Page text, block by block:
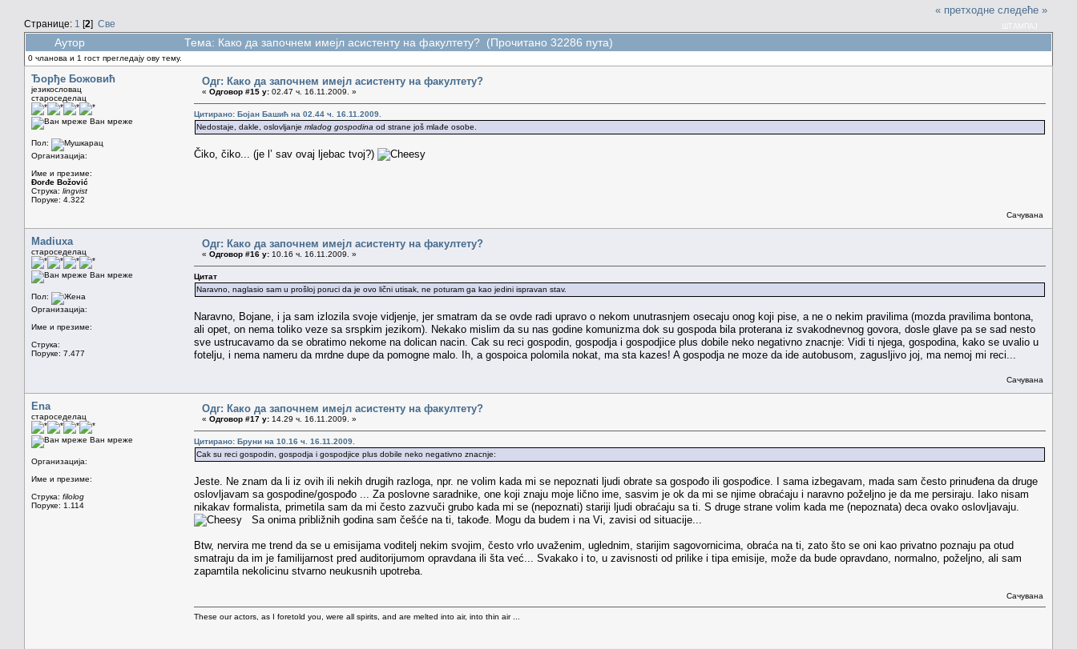
Странице: 1 [2] Све
« претходне следеће »
Аутор Тема: Како да започнем имејл асистенту на факултету? (Прочитано 32286 пута)
0 чланова и 1 гост прегледају ову тему.
Ђорђе Божовић
језикословац
староседелац
Ван мреже
Пол:
Организација:
Име и презиме:
Đorđe Božović
Струка: lingvist
Поруке: 4.322
Одг: Како да започнем имејл асистенту на факултету?
« Одговор #15 у: 02.47 ч. 16.11.2009. »
Цитирано: Бојан Башић на 02.44 ч. 16.11.2009.
Nedostaje, dakle, oslovljanje mladog gospodina od strane još mlađe osobe.
Čiko, čiko... (je l’ sav ovaj ljebac tvoj?)
Сачувана
Madiuxa
староседелац
Ван мреже
Пол:
Организација:
Име и презиме:
Струка:
Поруке: 7.477
Одг: Како да започнем имејл асистенту на факултету?
« Одговор #16 у: 10.16 ч. 16.11.2009. »
Цитат
Naravno, naglasio sam u prošloj poruci da je ovo lični utisak, ne poturam ga kao jedini ispravan stav.
Naravno, Bojane, i ja sam izlozila svoje vidjenje, jer smatram da se ovde radi upravo o nekom unutrasnjem osecaju onog koji pise, a ne o nekim pravilima (mozda pravilima bontona,
ali opet, on nema toliko veze sa srspkim jezikom). Nekako mislim da su nas godine komunizma dok su gospoda bila proterana iz svakodnevnog govora, dosle glave pa se sad nesto
sve ustrucavamo da se obratimo nekome na dolican nacin. Cak su reci gospodin, gospodja i gospodjice plus dobile neko negativno znacnje: Vidi ti njega, gospodina, kako se uvalio u
fotelju, i nema nameru da mrdne dupe da pomogne malo. Ih, a gospoica polomila nokat, ma sta kazes! A gospodja ne moze da ide autobusom, zagusljivo joj, ma nemoj mi reci...
Сачувана
Ena
староседелац
Ван мреже
Организација:
Име и презиме:
Струка: filolog
Поруке: 1.114
Одг: Како да започнем имејл асистенту на факултету?
« Одговор #17 у: 14.29 ч. 16.11.2009. »
Цитирано: Бруни на 10.16 ч. 16.11.2009.
Cak su reci gospodin, gospodja i gospodjice plus dobile neko negativno znacnje:
Jeste. Ne znam da li iz ovih ili nekih drugih razloga, npr. ne volim kada mi se nepoznati ljudi obrate sa gospođo ili gospođice. I sama izbegavam, mada sam često prinuđena da druge
oslovljavam sa gospodine/gospođo ... Za poslovne saradnike, one koji znaju moje lično ime, sasvim je ok da mi se njime obraćaju i naravno poželjno je da me persiraju. Iako nisam
nikakav formalista, primetila sam da mi često zazvuči grubo kada mi se (nepoznati) stariji ljudi obraćaju sa ti. S druge strane volim kada me (nepoznata) deca ovako oslovljavaju.
Sa onima približnih godina sam češće na ti, takođe. Mogu da budem i na Vi, zavisi od situacije...
Btw, nervira me trend da se u emisijama voditelj nekim svojim, često vrlo uvaženim, uglednim, starijim sagovornicima, obraća na ti, zato što se oni kao privatno poznaju pa otud
smatraju da im je familijarnost pred auditorijumom opravdana ili šta već... Svakako i to, u zavisnosti od prilike i tipa emisije, može da bude opravdano, normalno, poželjno, ali sam
zapamtila nekolicinu stvarno neukusnih upotreba.
Сачувана
These our actors, as I foretold you, were all spirits, and are melted into air, into thin air ...